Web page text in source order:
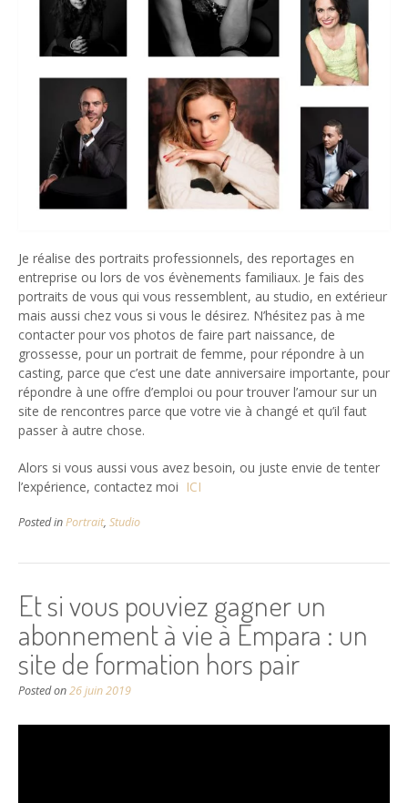
Je réalise des portraits professionnels, des reportages en
entreprise ou lors de vos évènements familiaux. Je fais des
portraits de vous qui vous ressemblent, au studio, en extérieur
mais aussi chez vous si vous le désirez. N’hésitez pas à me
contacter pour vos photos de faire part naissance, de
grossesse, pour un portrait de femme, pour répondre à un
casting, parce que c’est une date anniversaire importante, pour
répondre à une offre d’emploi ou pour trouver l’amour sur un
site de rencontres parce que votre vie à changé et qu’il faut
passer à autre chose.
Alors si vous aussi vous avez besoin, ou juste envie de tenter
l’expérience, contactez moi ICI
Posted inPortrait, Studio
Et si vous pouviez gagner un
abonnement à vie à Empara : un
site de formation hors pair
Posted on26 juin 2019